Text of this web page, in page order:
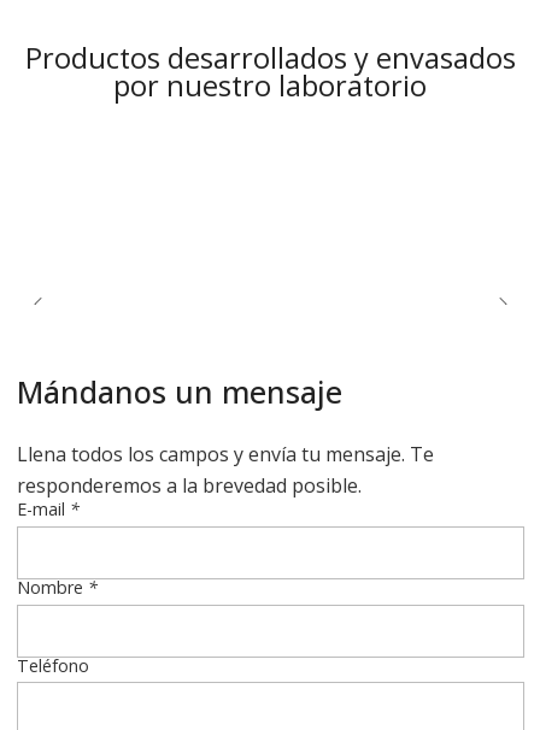
Productos desarrollados y envasados
por nuestro laboratorio
Mándanos un mensaje
Llena todos los campos y envía tu mensaje. Te
responderemos a la brevedad posible.
E-mail *
Nombre*
Teléfono